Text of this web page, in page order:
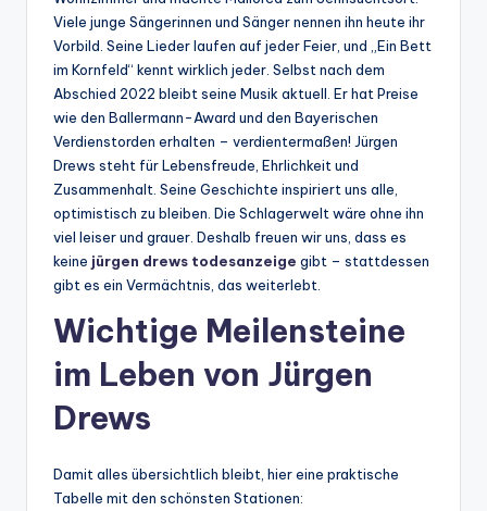
Viele junge Sängerinnen und Sänger nennen ihn heute ihr
Vorbild. Seine Lieder laufen auf jeder Feier, und „Ein Bett
im Kornfeld“ kennt wirklich jeder. Selbst nach dem
Abschied 2022 bleibt seine Musik aktuell. Er hat Preise
wie den Ballermann-Award und den Bayerischen
Verdienstorden erhalten – verdientermaßen! Jürgen
Drews steht für Lebensfreude, Ehrlichkeit und
Zusammenhalt. Seine Geschichte inspiriert uns alle,
optimistisch zu bleiben. Die Schlagerwelt wäre ohne ihn
viel leiser und grauer. Deshalb freuen wir uns, dass es
keine jürgen drews todesanzeige gibt – stattdessen
gibt es ein Vermächtnis, das weiterlebt.
Wichtige Meilensteine
im Leben von Jürgen
Drews
Damit alles übersichtlich bleibt, hier eine praktische
Tabelle mit den schönsten Stationen: